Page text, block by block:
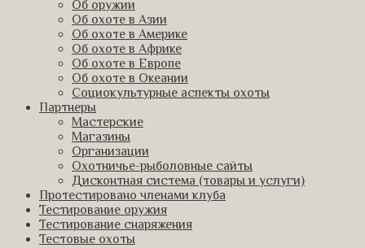
Об оружии
Об охоте в Азии
Об охоте в Америке
Об охоте в Африке
Об охоте в Европе
Об охоте в Океании
Социокультурные аспекты охоты
Партнеры
Мастерские
Магазины
Организации
Охотничье-рыболовные сайты
Дисконтная система (товары и услуги)
Протестировано членами клуба
Тестирование оружия
Тестирование снаряжения
Тестовые охоты